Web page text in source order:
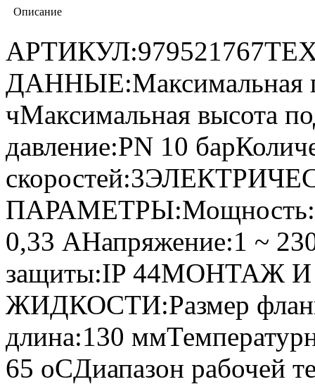
Описание
ДАННЫЕ:Максимальная
чМаксимальная высота
давление:PN 10
0,33 AНапряжение:1 ~
защиты:IP 44МОНТАЖ
ЖИДКОСТИ:Размер
длина:130
65 oCДиапазон рабочей